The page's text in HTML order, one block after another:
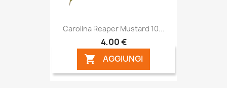
Carolina Reaper Mustard 10...
4,00 €
 AGGIUNGI